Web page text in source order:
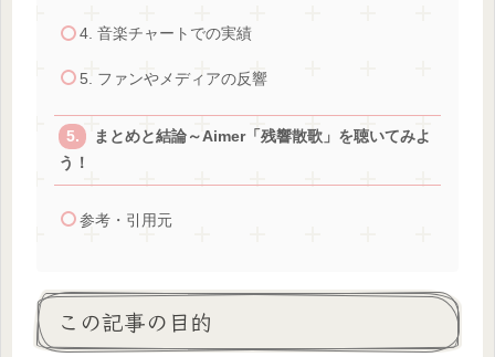
4. 音楽チャートでの実績
5. ファンやメディアの反響
まとめと結論～Aimer「残響散歌」を聴いてみよ
う！
参考・引用元
この記事の目的